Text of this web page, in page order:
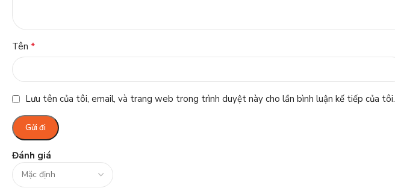
Đánh giá
Tên *
Lưu tên của tôi, email, và trang web trong trình duyệt này cho lần bình luận kế tiếp của tôi.